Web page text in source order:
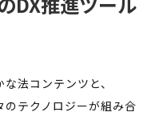
法コンテンツと、
テクノロジーが組み合